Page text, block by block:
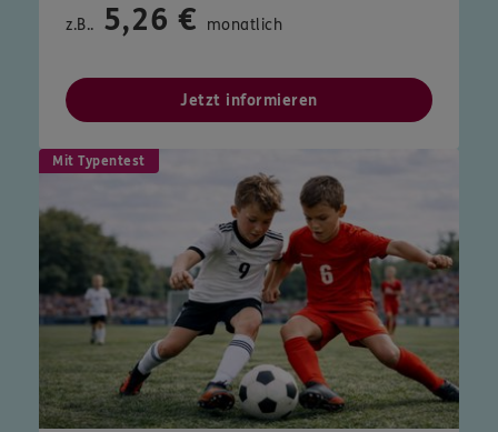
z.B.. 5,26 € monatlich
Jetzt informieren
Mit Typentest